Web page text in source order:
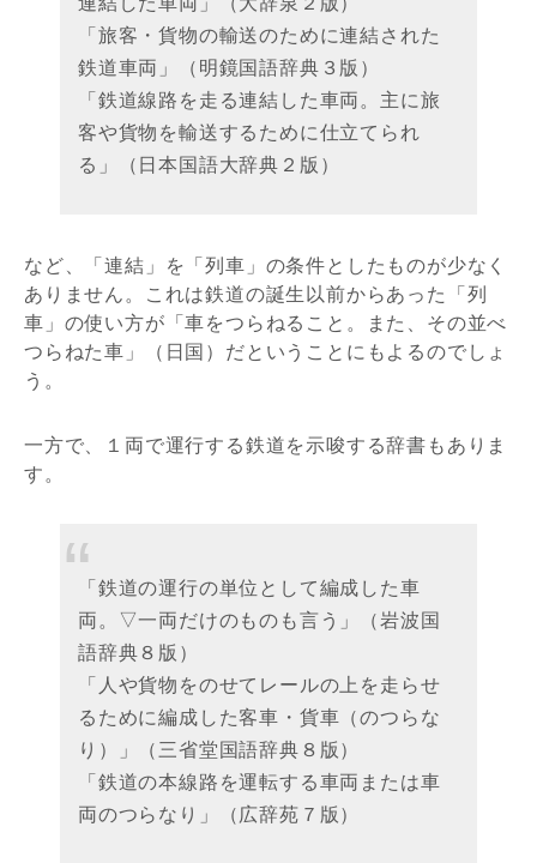
「旅客・貨物の輸送のために連結された
鉄道車両」（明鏡国語辞典３版）
「鉄道線路を走る連結した車両。主に旅
客や貨物を輸送するために仕立てられ
る」（日本国語大辞典２版）
など、「連結」を「列車」の条件としたものが少なく
ありません。これは鉄道の誕生以前からあった「列
車」の使い方が「車をつらねること。また、その並べ
つらねた車」（日国）だということにもよるのでしょ
う。
一方で、１両で運行する鉄道を示唆する辞書もありま
す。
「鉄道の運行の単位として編成した車
両。▽一両だけのものも言う」（岩波国
語辞典８版）
「人や貨物をのせてレールの上を走らせ
るために編成した客車・貨車（のつらな
り）」（三省堂国語辞典８版）
「鉄道の本線路を運転する車両または車
両のつらなり」（広辞苑７版）